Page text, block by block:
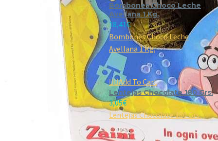
Bombones Choco Leche
Avellana 1 Kg.
18,41€
Bombones Choco Leche
Avellana 1 Kg.
Add To Cart
Lentejas Chocolate 180 Grs.
3,05€
Lentejas Chocolate 180 Grs.